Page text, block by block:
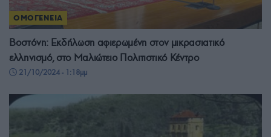
ΟΜΟΓΕΝΕΙΑ
Βοστόνη: Εκδήλωση αφιερωμένη στον μικρασιατικό
ελληνισμό, στο Μαλιώτειο Πολιτιστικό Κέντρο
21/10/2024 - 1:18μμ